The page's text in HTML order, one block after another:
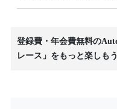
登録費・年会費無料の
レース」をもっと楽しもう